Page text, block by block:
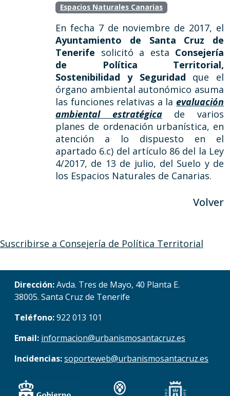
Espacios Naturales Canarias
En fecha 7 de noviembre de 2017, el
Ayuntamiento de Santa Cruz de
Tenerife solicitó a esta Consejería
de Política Territorial,
Sostenibilidad y Seguridad que el
órgano ambiental autonómico asuma
las funciones relativas a la evaluación
ambiental estratégicade varios
planes de ordenación urbanística, en
atención a lo dispuesto en el
apartado 6.c) del artículo 86 del la Ley
4/2017, de 13 de julio, del Suelo y de
los Espacios Naturales de Canarias.
Volver
Suscribirse a Consejería de Política Territorial
Dirección:Avda. Tres de Mayo, 40 Planta E.
38005. Santa Cruz de Tenerife
Teléfono:922 013 101
Email: informacion@urbanismosantacruz.es
Incidencias:soporteweb@urbanismosantacruz.es